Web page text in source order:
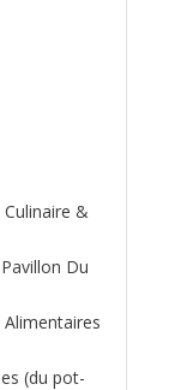
&
Du
(du pot-